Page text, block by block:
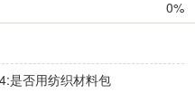
0%
是否用纺织材料包